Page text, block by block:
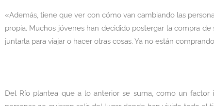
«Además, tiene que ver con cómo van cambiando las
propia. Muchos jóvenes han decidido postergar la compra
juntarla para viajar o hacer otras cosas. Ya no están
Del Río plantea que a lo anterior se suma, como un